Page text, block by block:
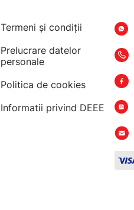
Termeni şi condiţii
Prelucrare datelor
personale
Politica de cookies
Informatii privind DEEE